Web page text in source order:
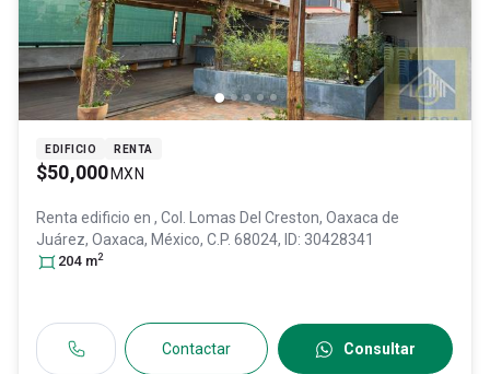
EDIFICIO RENTA
$50,000 MXN
Renta edificio en , Col. Lomas Del Creston, Oaxaca de
Juárez, Oaxaca, México, C.P. 68024, ID: 30428341
204 m2
Contactar Consultar